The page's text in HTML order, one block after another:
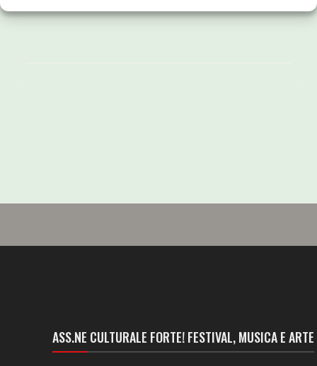
ASS.NE CULTURALE FORTE! FESTIVAL, MUSICA E ARTE